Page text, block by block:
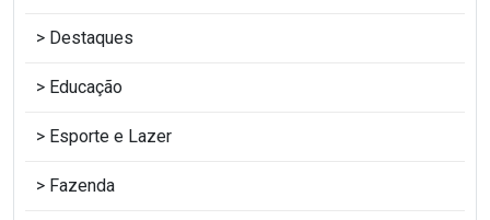
Destaques
Educação
Esporte e Lazer
Fazenda